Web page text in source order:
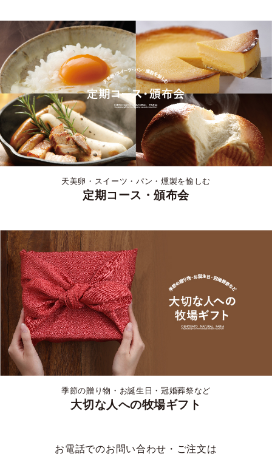
天美卵・スイーツ・パン・燻製を愉しむ
定期コース・頒布会
季節の贈り物・お誕生日・冠婚葬祭など
大切な人への牧場ギフト
お電話でのお問い合わせ・ご注文は